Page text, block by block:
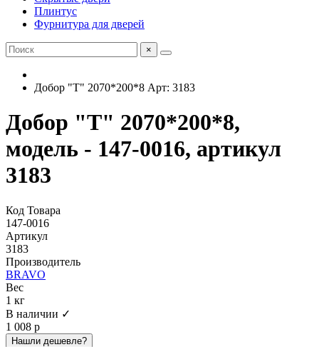
Плинтус
Фурнитура для дверей
×
Добор "Т" 2070*200*8 Арт: 3183
Добор "Т" 2070*200*8,
модель - 147-0016, артикул
3183
Код Товара
147-0016
Артикул
3183
Производитель
BRAVO
Вес
1 кг
В наличии ✓
1 008 р
Нашли дешевле?